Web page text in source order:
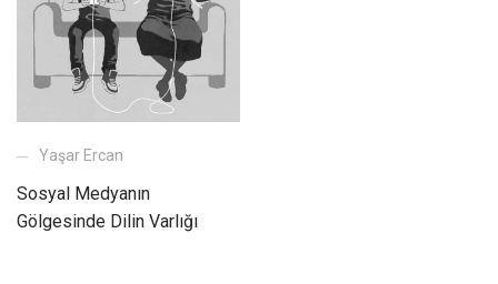
Yaşar Ercan
Sosyal Medyanın
Gölgesinde Dilin Varlığı